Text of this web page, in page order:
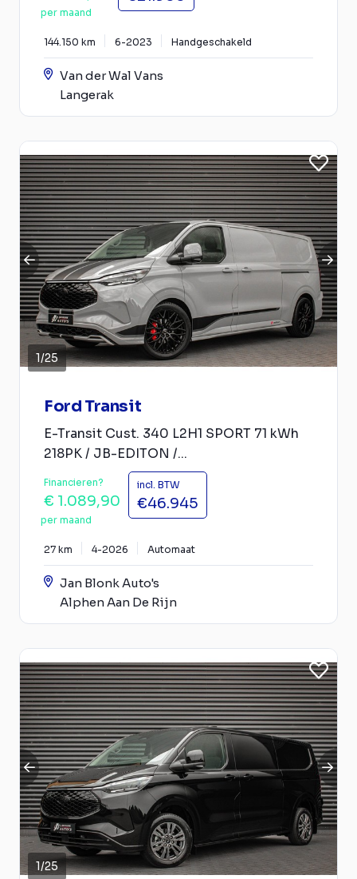
per maand
144.150 km 6-2023 Handgeschakeld
Van der Wal Vans
Langerak
1/25
Ford Transit
E-Transit Cust. 340 L2H1 SPORT 71 kWh
218PK / JB-EDITON /...
Financieren?
€ 1.089,90
per maand
incl. BTW
€46.945
27 km 4-2026 Automaat
Jan Blonk Auto's
Alphen Aan De Rijn
1/25